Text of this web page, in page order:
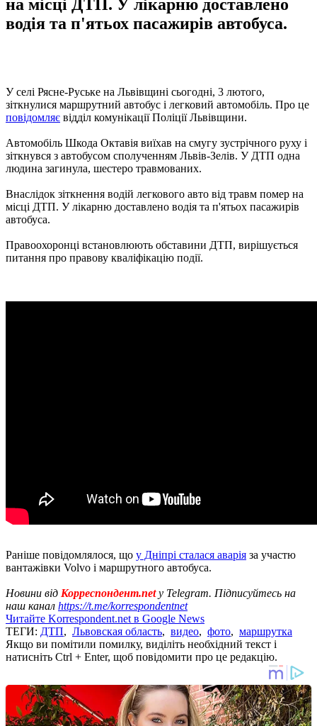
на місці ДТП. У лікарню доставлено
водія та п'ятьох пасажирів автобуса.
У селі Рясне-Руське на Львівщині сьогодні, 3 лютого,
зіткнулися маршрутний автобус і легковий автомобіль. Про це
повідомляє відділ комунікації Поліції Львівщини.
Автомобіль Шкода Октавія виїхав на смугу зустрічного руху і
зіткнувся з автобусом сполученням Львів-Зелів. У ДТП одна
людина загинула, шестеро травмованих.
Внаслідок зіткнення водій легкового авто від травм помер на
місці ДТП. У лікарню доставлено водія та п'ятьох пасажирів
автобуса.
Правоохоронці встановлюють обставини ДТП, вирішується
питання про правову кваліфікацію події.
Раніше повідомлялося, що у Дніпрі сталася аварія за участю
вантажівки Volvo і маршрутного автобуса.
Новини від Корреспондент.netу Telegram. Підписуйтесь на
наш канал https://t.me/korrespondentnet
Читайте Korrespondent.net в Google News
ТЕГИ: ДТП, Львовская область, видео, фото, маршрутка
Якщо ви помітили помилку, виділіть необхідний текст і
натисніть Ctrl + Enter, щоб повідомити про це редакцію.